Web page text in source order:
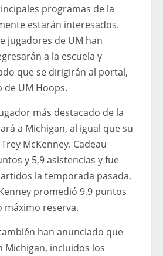
programas de la
estarán interesados.
jugadores de UM han
a la escuela y
que se dirigirán al portal,
de UM Hoops.
más destacado de la
a Michigan, al igual que su
McKenney. Cadeau
y 5,9 asistencias y fue
la temporada pasada,
promedió 9,9 puntos
reserva.
han anunciado que
Michigan, incluidos los